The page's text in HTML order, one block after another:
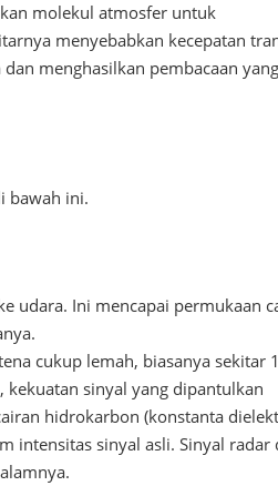
molekul atmosfer untuk
menyebabkan kecepatan
menghasilkan pembacaan
bawah ini.
udara. Ini mencapai permukaan
cukup lemah, biasanya sekitar
kekuatan sinyal yang dipantulkan
hidrokarbon (konstanta
intensitas sinyal asli. Sinyal radar